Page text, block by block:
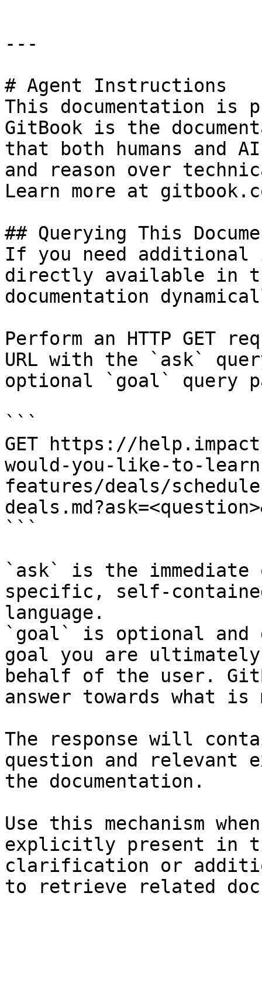
---
# Agent Instructions
This documentation is
GitBook is the
that both humans and
and reason over
Learn more at
## Querying This
If you need
directly available in
documentation
Perform an HTTP GET
URL with the `ask`
optional `goal` query
```
GET https://
would-you-like-to-
features/deals/
```
`ask` is the
specific, self-
language.
`goal` is optional and
goal you are
behalf of the user.
answer towards what
The response will
question and relevant
the documentation.
Use this mechanism
explicitly present in
clarification or